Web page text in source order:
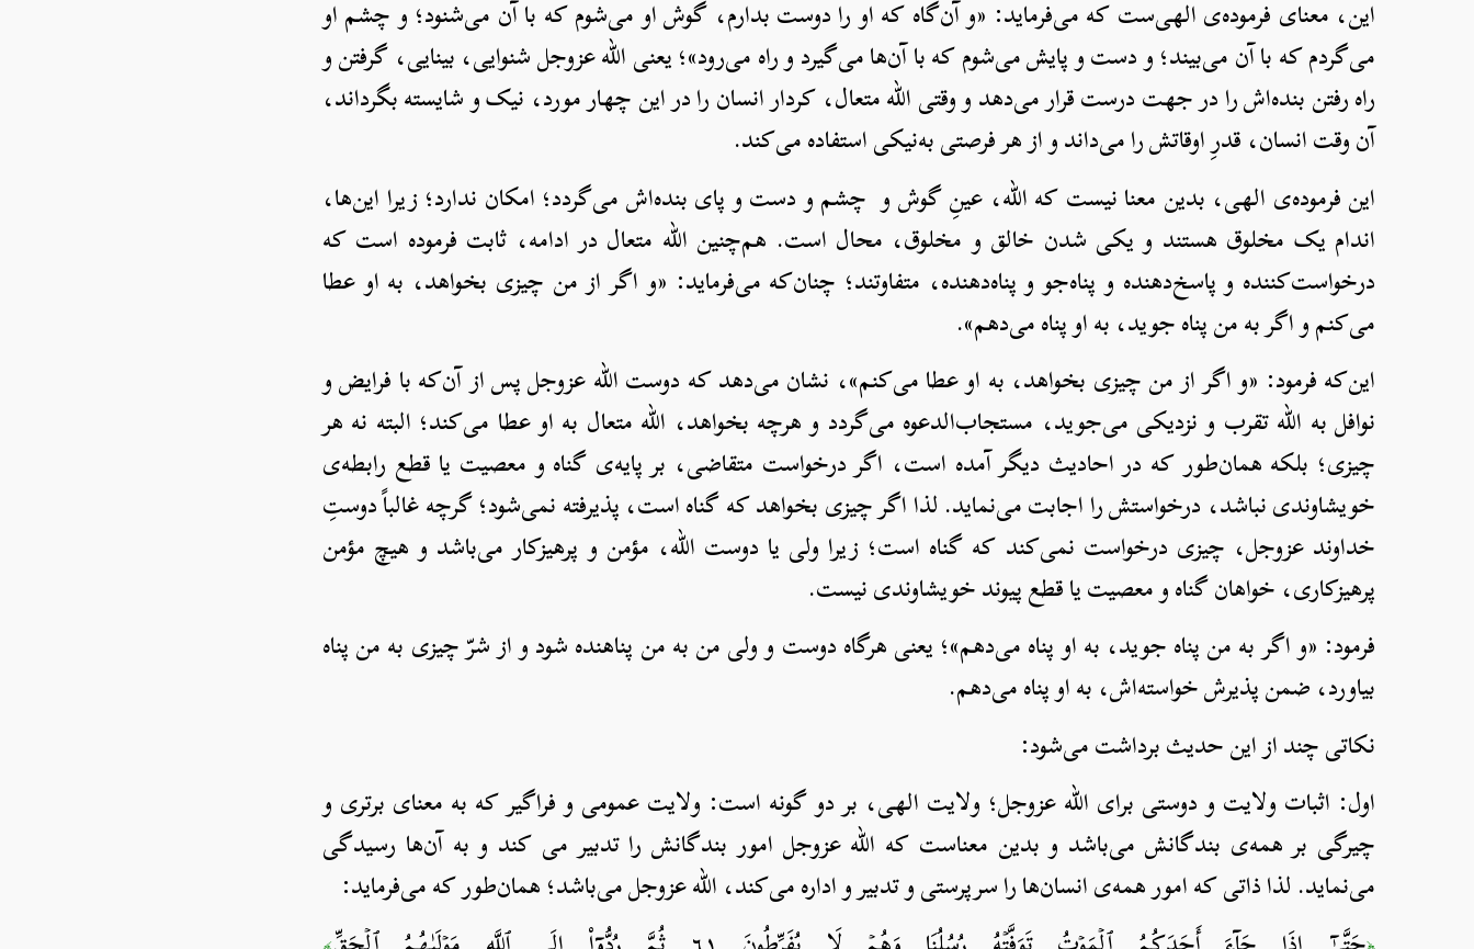
این، معنای فرموده‌ی الهی‌ست که می‌فرماید: «و آن‌گاه که او را دوست بدارم، گوش او می‌شوم که با آن می‌شنود؛ و چشم او
می‌گردم که با آن می‌بیند؛ و دست و پایش می‌شوم که با آن‌ها می‌گیرد و راه می‌رود»؛ یعنی الله عزوجل شنوایی، بینایی، گرفتن و
راه رفتن بنده‌اش را در جهت درست قرار می‌دهد و وقتی الله متعال، کردار انسان را در این چهار مورد، نیک و شایسته بگرداند،
آن وقت انسان، قدرِ اوقاتش را می‌داند و از هر فرصتی به‌نیکی استفاده می‌کند.
این فرموده‌ی الهی، بدین معنا نیست که الله، عینِ گوش و چشم و دست و پای بنده‌اش می‌گردد؛ امکان ندارد؛ زیرا این‌ها،
اندام یک مخلوق هستند و یکی شدن خالق و مخلوق، محال است. هم‌چنین الله متعال در ادامه، ثابت فرموده است که
درخواست‌کننده و پاسخ‌دهنده و پناه‌جو و پناه‌دهنده، متفاوتند؛ چنان‌که می‌فرماید: «و اگر از من چیزی بخواهد، به او عطا
می‌کنم و اگر به من پناه جوید، به او پناه می‌دهم».
این‌که فرمود: «و اگر از من چیزی بخواهد، به او عطا می‌کنم»، نشان می‌دهد که دوست الله عزوجل پس از آن‌که با فرایض و
نوافل به الله تقرب و نزدیکی می‌جوید، مستجاب‌الدعوه می‌گردد و هرچه بخواهد، الله متعال به او عطا می‌کند؛ البته نه هر
چیزی؛ بلکه همان‌طور که در احادیث دیگر آمده است، اگر درخواست متقاضی، بر پایه‌ی گناه و معصیت یا قطع رابطه‌ی
خویشاوندی نباشد، درخواستش را اجابت می‌نماید. لذا اگر چیزی بخواهد که گناه است، پذیرفته نمی‌شود؛ گرچه غالباً دوستِ
خداوند عزوجل، چیزی درخواست نمی‌کند که گناه است؛ زیرا ولی یا دوست الله، مؤمن و پرهیزکار می‌باشد و هیچ مؤمن
پرهیزکاری، خواهان گناه و معصیت یا قطع پیوند خویشاوندی نیست.
فرمود: «و اگر به من پناه جوید، به او پناه می‌دهم»؛ یعنی هرگاه دوست و ولی من به من پناهنده شود و از شرّ چیزی به من پناه
بیاورد، ضمن پذیرش خواسته‌اش، به او پناه می‌دهم.
نکاتی چند از این حدیث برداشت می‌شود:
اول: اثبات ولایت و دوستی برای الله عزوجل؛ ولایت الهی، بر دو گونه است: ولایت عمومی و فراگیر که به معنای برتری و
چیرگی بر همه‌ی بندگانش می‌باشد و بدین معناست که الله عزوجل امور بندگانش را تدبیر می کند و به آن‌ها رسیدگی
می‌نماید. لذا ذاتی که امور همه‌ی انسان‌ها را سرپرستی و تدبیر و اداره می‌کند، الله عزوجل می‌باشد؛ همان‌طور که می‌فرماید: